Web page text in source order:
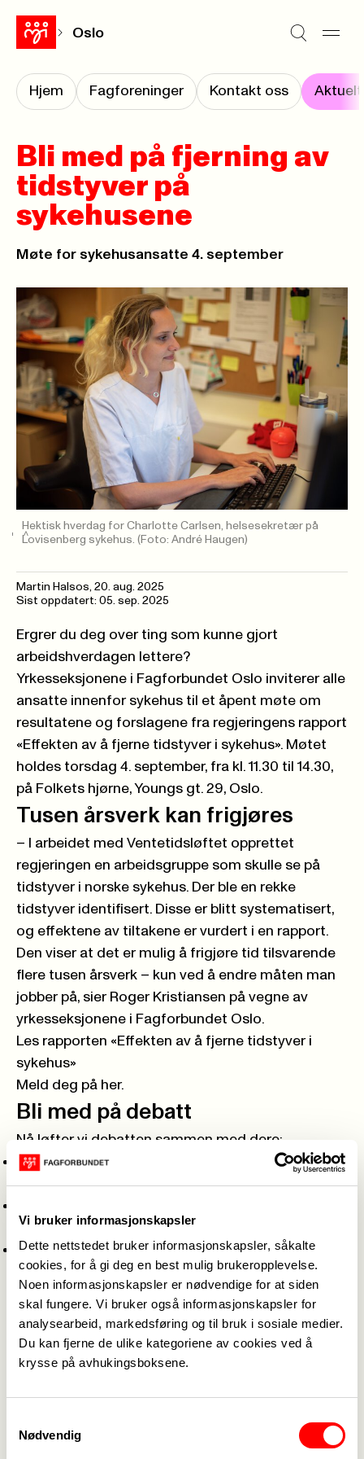
Vi bruker informasjonskapsler
Dette nettstedet bruker informasjonskapsler, såkalte
cookies, for å gi deg en best mulig brukeropplevelse.
Noen informasjonskapsler er nødvendige for at siden
skal fungere. Vi bruker også informasjonskapsler for
analysearbeid, markedsføring og til bruk i sosiale medier.
Du kan fjerne de ulike kategoriene av cookies ved å
krysse på avhukingsboksene.
Nødvendig
Oslo
Hjem Fagforeninger Kontakt oss Aktuelt
Bli med på fjerning av
tidstyver på
sykehusene
Møte for sykehusansatte 4. september
Hektisk hverdag for Charlotte Carlsen, helsesekretær på
Lovisenberg sykehus. (Foto: André Haugen)
Martin Halsos 20. aug. 2025
Sist oppdatert: 05. sep. 2025
Ergrer du deg over ting som kunne gjort
arbeidshverdagen lettere?
Yrkesseksjonene i Fagforbundet Oslo inviterer alle
ansatte innenfor sykehus til et åpent møte om
resultatene og forslagene fra regjeringens rapport
«Effekten av å fjerne tidstyver i sykehus». Møtet
holdes torsdag 4. september, fra kl. 11.30 til 14.30,
på Folkets hjørne, Youngs gt. 29, Oslo.
Tusen årsverk kan frigjøres
– I arbeidet med Ventetidsløftet opprettet
regjeringen en arbeidsgruppe som skulle se på
tidstyver i norske sykehus. Der ble en rekke
tidstyver identifisert. Disse er blitt systematisert,
og effektene av tiltakene er vurdert i en rapport.
Den viser at det er mulig å frigjøre tid tilsvarende
flere tusen årsverk – kun ved å endre måten man
jobber på, sier Roger Kristiansen på vegne av
yrkesseksjonene i Fagforbundet Oslo.
Les rapporten «Effekten av å fjerne tidstyver i
sykehus»
Meld deg på her.
Bli med på debatt
Nå løfter vi debatten sammen med dere:
Hva betyr funnene i rapporten for din
arbeidshverdag?
pasientbehandlingen?
Hva mener Fagforbundet – og hva mener
politikerne?
– Vi har invitert Fagforbundet nasjonalt for å dele
sitt syn, og politikere fra både høyre- og
venstresiden i Helse- og omsorgskomiteen på
Stortinget. Velkommen til en åpen og ærlig debatt
etter rapporten, avslutter Roger Kristiansen.
Praktisk informasjon om møtet